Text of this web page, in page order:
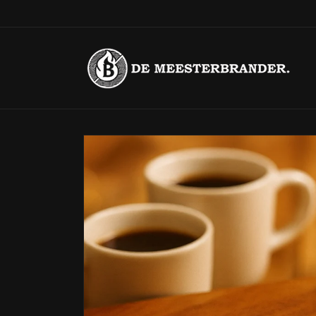
productinformatie